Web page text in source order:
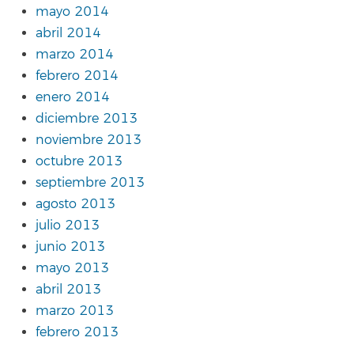
mayo 2014
abril 2014
marzo 2014
febrero 2014
enero 2014
diciembre 2013
noviembre 2013
octubre 2013
septiembre 2013
agosto 2013
julio 2013
junio 2013
mayo 2013
abril 2013
marzo 2013
febrero 2013